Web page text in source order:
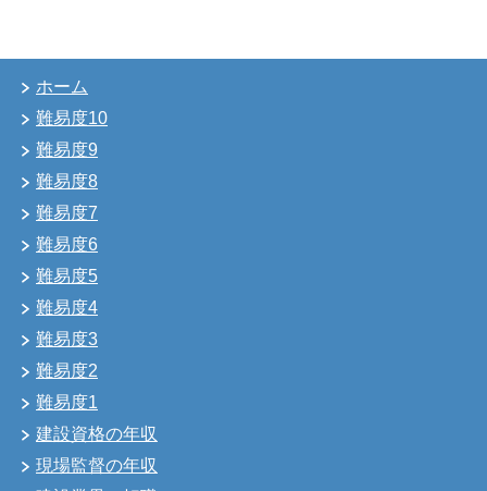
ホーム
難易度10
難易度9
難易度8
難易度7
難易度6
難易度5
難易度4
難易度3
難易度2
難易度1
建設資格の年収
現場監督の年収